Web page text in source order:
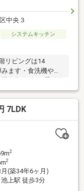
中央３
システムキッチン
リビングは14
ます・食洗機や浴
ク置場有り！▽アク
歩19分池上線「池
京急線「大森町」
いただくと、スムー
合わせは、0120-
7LDK
2
2
(築34年6ヶ月)
上駅 徒歩3分